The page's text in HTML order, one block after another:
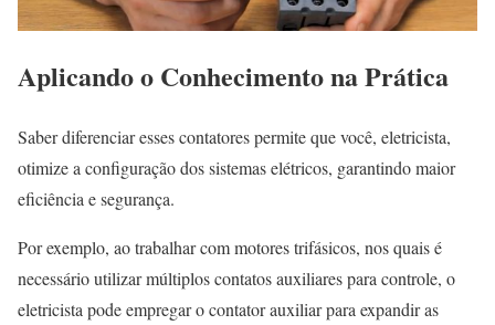
Aplicando o Conhecimento na Prática
Saber diferenciar esses contatores permite que você, eletricista,
otimize a configuração dos sistemas elétricos, garantindo maior
eficiência e segurança.
Por exemplo, ao trabalhar com motores trifásicos, nos quais é
necessário utilizar múltiplos contatos auxiliares para controle, o
eletricista pode empregar o contator auxiliar para expandir as